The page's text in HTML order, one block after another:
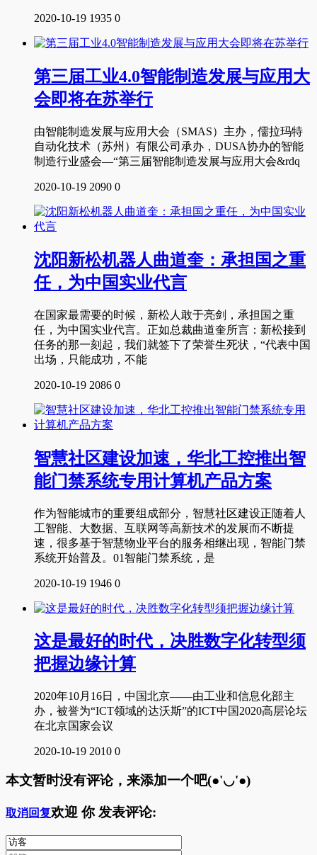
2020-10-19 1935 0
第三届工业4.0智能制造发展与应用大
会即将在苏举行
由智能制造发展与应用大会（SMAS）主办，儒拉玛特
自动化技术（苏州）有限公司承办，DUSA协办的智能
制造行业盛会—“第三届智能制造发展与应用大会&rdq
2020-10-19 2090 0
沈阳新松机器人曲道奎：承担国之重
任，为中国实业代言
在国家最需要的时候，新松人敢于亮剑，承担国之重
任，为中国实业代言。正如总裁曲道奎所言：新松接到
任务的那一刻起，我们就签下了荣誉生死状，“代表中国
出场，只能成功，不能
2020-10-19 2086 0
智慧社区建设加速，华北工控推出智
能门禁系统专用计算机产品方案
作为智能城市的重要组成部分，智慧社区建设正随着人
工智能、大数据、互联网等高新技术的发展而不断提
速，很多基于智慧物业平台的服务相继出现，智能门禁
系统开始普及。01智能门禁系统，是
2020-10-19 1946 0
这是最好的时代，决胜数字化转型须
把握边缘计算
2020年10月16日，中国北京——由工业和信息化部主
办，被誉为“ICT领域的达沃斯”的ICT中国2020高层论坛
在北京国家会议
2020-10-19 2010 0
本文暂时没有评论，来添加一个吧(●'◡'●)
取消回复欢迎 你发表评论: